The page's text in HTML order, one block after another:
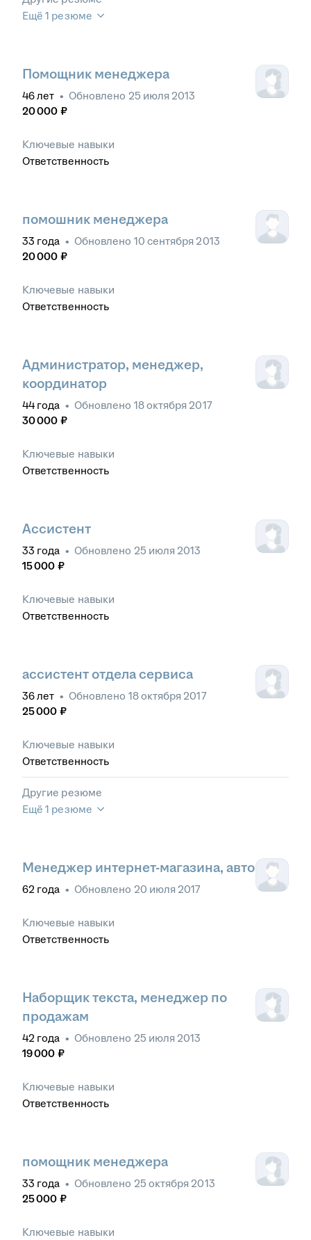
Ещё 1 резюме
Помощник менеджера
46лет • Обновлено 25 июля 2013
20 000 ₽
Ключевые навыки
Ответственность
помошник менеджера
33 года • Обновлено 10 сентября 2013
20 000 ₽
Ключевые навыки
Ответственность
Администратор, менеджер,
координатор
44 года • Обновлено 18 октября 2017
30 000 ₽
Ключевые навыки
Ответственность
Ассистент
33 года • Обновлено 25 июля 2013
15 000 ₽
Ключевые навыки
Ответственность
ассистент отдела сервиса
36лет • Обновлено 18 октября 2017
25 000 ₽
Ключевые навыки
Ответственность
Другие резюме
Ещё 1 резюме
Менеджер интернет-магазина, авто
62 года • Обновлено 20 июля 2017
Ключевые навыки
Ответственность
Наборщик текста, менеджер по
продажам
42 года • Обновлено 25 июля 2013
19 000 ₽
Ключевые навыки
Ответственность
помощник менеджера
33 года • Обновлено 25 октября 2013
25 000 ₽
Ключевые навыки